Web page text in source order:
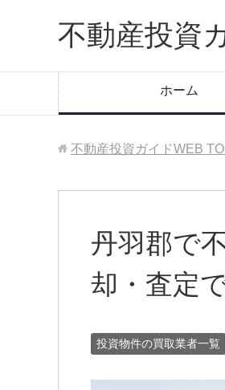
不動産投資
ホーム
不動産投資ガイドWEB
丹羽郡で
却・査定
投資物件の買取業者一覧